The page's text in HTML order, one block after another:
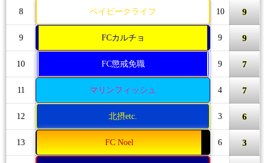
8 ベイビークライフ 10 9
9 FCカルチョ 9 9
10 FC懲戒免職 9 7
11 マリンフィッシュ 4 7
12 北摂etc. 3 6
13 FC Noel 6 3